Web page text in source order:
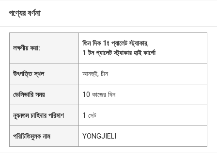
পণ্যের বর্ণনা
লক্ষণীয় করা:
তিন দিক 1t প্যালেট স্ট্যাকার,
1 টন প্যালেট স্ট্যাকার হাই কার্গো
উৎপত্তি স্থল আনহুই, চীন
ডেলিভারি সময় 10 কাজের দিন
ন্যূনতম চাহিদার পরিমাণ 1 সেট
পরিচিতিমুলক নাম YONGJIELI